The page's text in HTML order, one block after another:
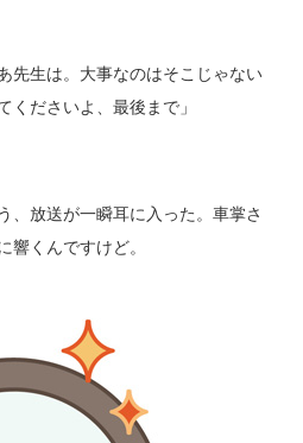
先生は。大事なのはそこじゃない
くださいよ、最後まで」
、放送が一瞬耳に入った。車掌さ
響くんですけど。